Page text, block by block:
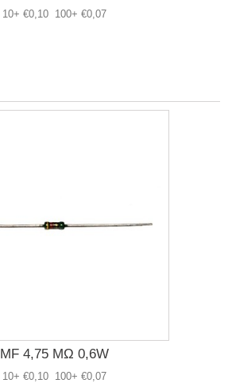
10+ €0,10 100+ €0,07
MF 4,75 MΩ 0,6W
10+ €0,10 100+ €0,07